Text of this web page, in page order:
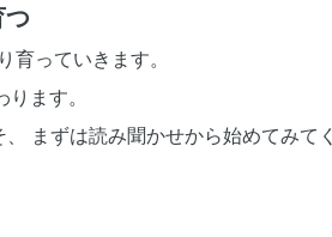
っていきます。
ます。
まずは読み聞かせから始めてみて